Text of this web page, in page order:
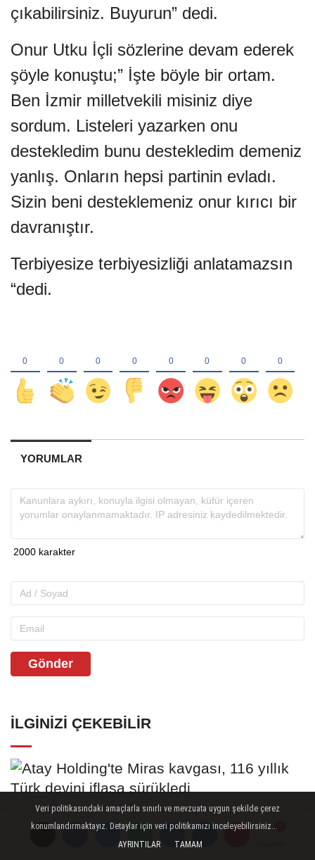
çıkabilirsiniz. Buyurun” dedi.
Onur Utku İçli sözlerine devam ederek
şöyle konuştu;” İşte böyle bir ortam.
Ben İzmir milletvekili misiniz diye
sordum. Listeleri yazarken onu
destekledim bunu destekledim demeniz
yanlış. Onların hepsi partinin evladı.
Sizin beni desteklemeniz onur kırıcı bir
davranıştır.
Terbiyesize terbiyesizliği anlatamazsın
“dedi.
YORUMLAR
Gönder
İLGINIZI ÇEKEBILIR
Atay Holding'te Miras kavgası, 116
yıllık Türk devini iflasa sürükledi
Veri politikasındaki amaçlarla sınırlı ve mevzuata uygun şekilde çerez
konumlandırmaktayız. Detaylar için veri politikamızı inceleyebilirsiniz...
AYRINTILAR
TAMAM